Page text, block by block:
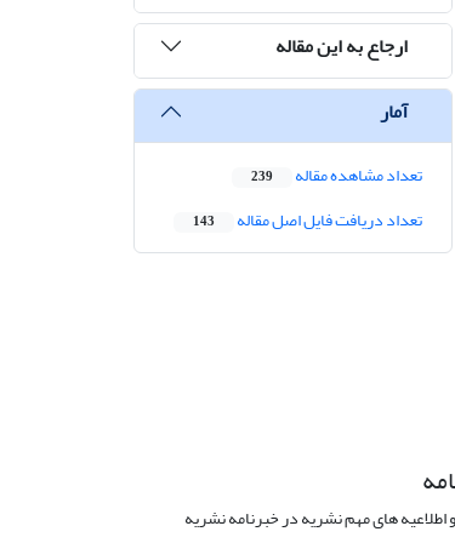
ارجاع به این مقاله
آمار
تعداد مشاهده مقاله 239
تعداد دریافت فایل اصل مقاله 143
اطلاعیه های مهم نشریه در خبرنامه نشریه